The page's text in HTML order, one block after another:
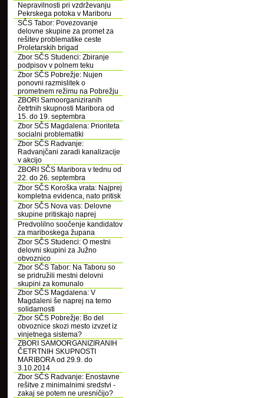
Nepravilnosti pri vzdrževanju
Pekrskega potoka v Mariboru
SČS Tabor: Povezovanje
delovne skupine za promet za
rešitev problematike ceste
Proletarskih brigad
Zbor SČS Studenci: Zbiranje
podpisov v polnem teku
Zbor SČS Pobrežje: Nujen
ponovni razmislitek o
prometnem režimu na Pobrežju
ZBORI Samoorganiziranih
četrtnih skupnosti Maribora od
15. do 19. septembra
Zbor SČS Magdalena: Prioriteta
socialni problematiki
Zbor SČS Radvanje:
Radvanjčani zaradi kanalizacije
v akcijo
ZBORI SČS Maribora v tednu od
22. do 26. septembra
Zbor SČS Koroška vrata: Najprej
kompletna evidenca, nato pritisk
Zbor SČS Nova vas: Delovne
skupine pritiskajo naprej
Predvolilno soočenje kandidatov
za mariboskega župana
Zbor SČS Studenci: O mestni
delovni skupini za Južno
obvoznico
Zbor SČS Tabor: Na Taboru so
se pridružili mestni delovni
skupini za komunalo
Zbor SČS Magdalena: V
Magdaleni še naprej na temo
solidarnosti
Zbor SČS Pobrežje: Bo del
obvoznice skozi mesto izvzet iz
vinjetnega sistema?
ZBORI SAMOORGANIZIRANIH
ČETRTNIH SKUPNOSTI
MARIBORA od 29.9. do
3.10.2014
Zbor SČS Radvanje: Enostavne
rešitve z minimalnimi sredstvi -
zakaj se potem ne uresničijo?